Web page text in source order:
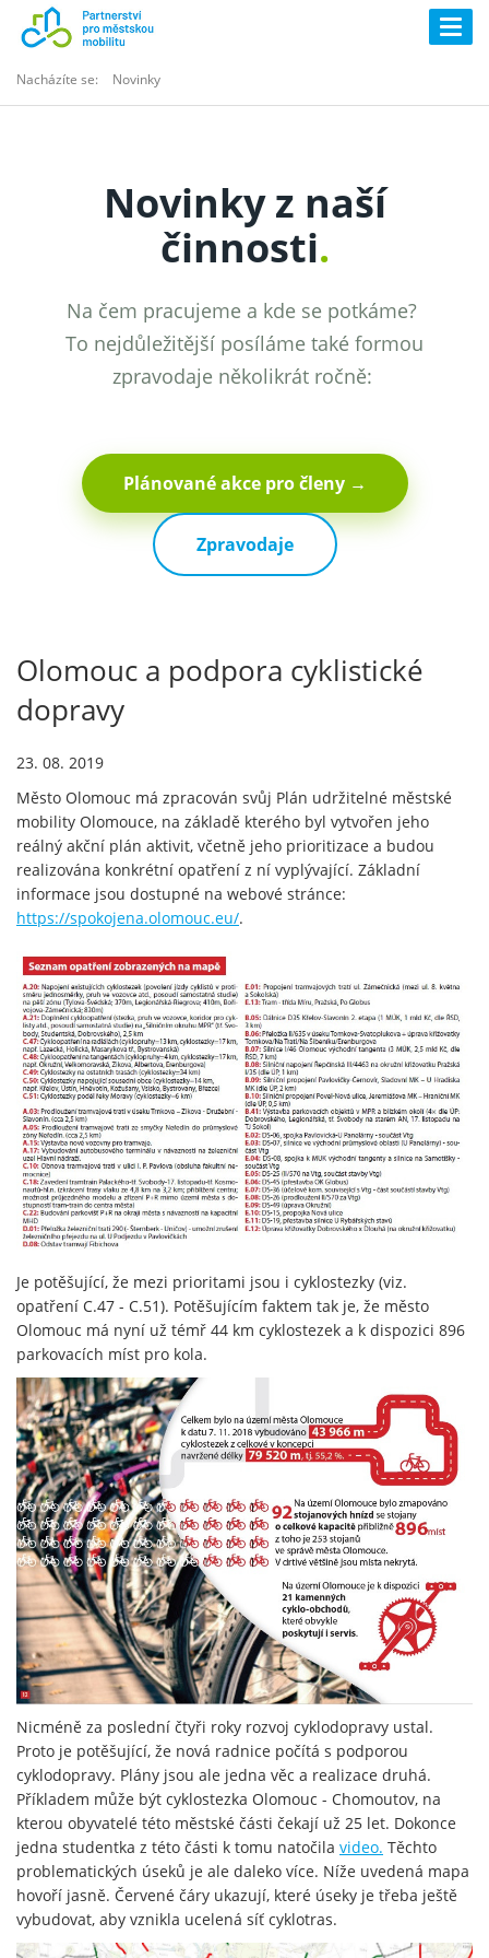
Nacházíte se: Novinky
Novinky z naší
činnosti.
Na čem pracujeme a kde se potkáme?
To nejdůležitější posíláme také formou
zpravodaje několikrát ročně:
Plánované akce pro členy →
Zpravodaje
Olomouc a podpora cyklistické
dopravy
23. 08. 2019
Město Olomouc má zpracován svůj Plán udržitelné městské
mobility Olomouce, na základě kterého byl vytvořen jeho
reálný akční plán aktivit, včetně jeho prioritizace a budou
realizována konkrétní opatření z ní vyplývající. Základní
informace jsou dostupné na webové stránce:
https://spokojena.olomouc.eu/.
Je potěšující, že mezi prioritami jsou i cyklostezky (viz.
opatření C.47 - C.51). Potěšujícím faktem tak je, že město
Olomouc má nyní už témř 44 km cyklostezek a k dispozici 896
parkovacích míst pro kola.
Nicméně za poslední čtyři roky rozvoj cyklodopravy ustal.
Proto je potěšující, že nová radnice počítá s podporou
cyklodopravy. Plány jsou ale jedna věc a realizace druhá.
Příkladem může být cyklostezka Olomouc - Chomoutov, na
kterou obyvatelé této městské části čekají už 25 let. Dokonce
jedna studentka z této části k tomu natočila video. Těchto
problematických úseků je ale daleko více. Níže uvedená mapa
hovoří jasně. Červené čáry ukazují, které úseky je třeba ještě
vybudovat, aby vznikla ucelená síť cyklotras.